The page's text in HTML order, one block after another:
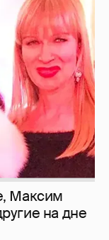
Максим
на дне